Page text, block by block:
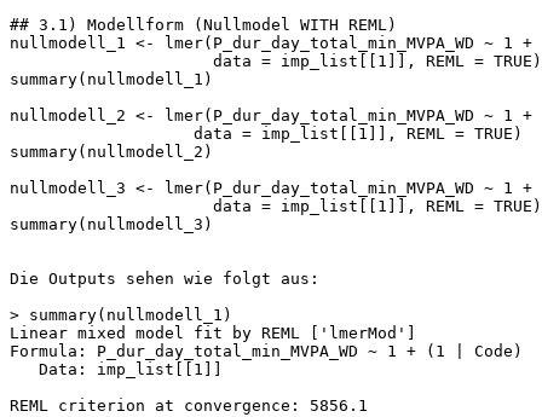
## 3.1) Modellform (Nullmodel WITH REML)
nullmodell_1 <- lmer(P_dur_day_total_min_MVPA_WD ~ 1
                     data = imp_list[[1]], REML = TRUE)
summary(nullmodell_1)
nullmodell_2 <- lmer(P_dur_day_total_min_MVPA_WD ~ 1
                   data = imp_list[[1]], REML = TRUE)
summary(nullmodell_2)
nullmodell_3 <- lmer(P_dur_day_total_min_MVPA_WD ~ 1
                     data = imp_list[[1]], REML = TRUE)
summary(nullmodell_3)
Die Outputs sehen wie folgt aus:
> summary(nullmodell_1)
Linear mixed model fit by REML ['lmerMod']
Formula: P_dur_day_total_min_MVPA_WD ~ 1 + (1 | Code)
   Data: imp_list[[1]]
REML criterion at convergence: 5856.1